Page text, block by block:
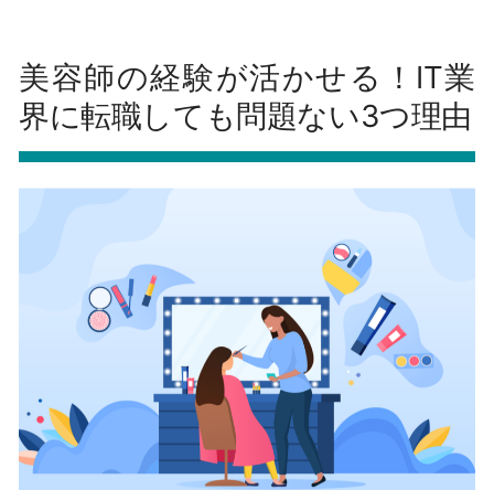
美容師の経験が活かせる！IT業
界に転職しても問題ない3つ理由